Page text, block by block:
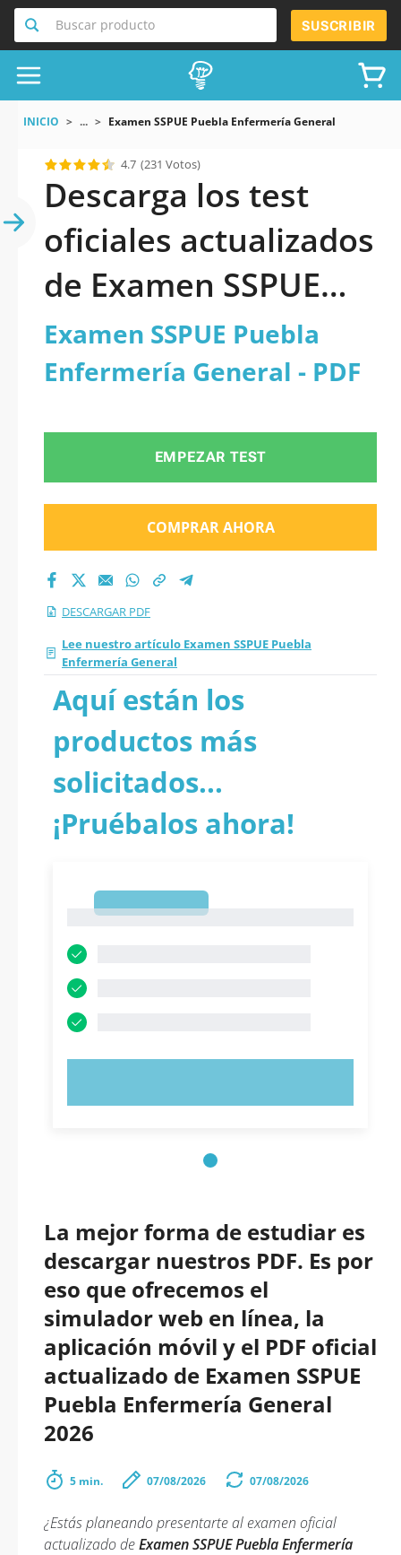
Buscar producto SUSCRIBIR
INICIO ... Examen SSPUE Puebla Enfermería General
4.7 (231 Votos)
Descarga los test
oficiales actualizados
de Examen SSPUE
Puebla Enfermería
General 2026 en PDF
Examen SSPUE Puebla
Enfermería General - PDF
EMPEZAR TEST
COMPRAR AHORA
DESCARGAR PDF
Lee nuestro artículo Examen SSPUE Puebla
Enfermería General
Aquí están los
productos más
solicitados...
¡Pruébalos ahora!
La mejor forma de estudiar es
descargar nuestros PDF. Es por
eso que ofrecemos el
simulador web en línea, la
aplicación móvil y el PDF oficial
actualizado de Examen SSPUE
Puebla Enfermería General
2026
5 min. 07/08/2026 07/08/2026
¿Estás planeando presentarte al examen oficial
actualizado deExamen SSPUE Puebla Enfermería